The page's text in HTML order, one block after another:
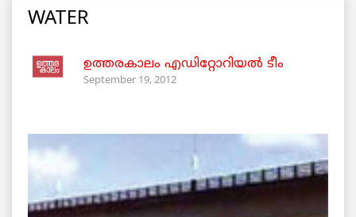
WATER
ഉത്തരകാലം എഡിറ്റോറിയല്‍ ടീം
September 19, 2012